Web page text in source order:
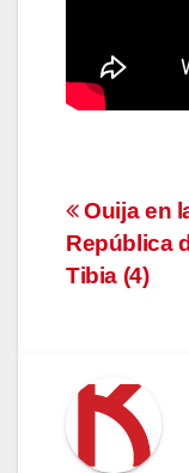
de
Ouija en
República
Tibia (4)